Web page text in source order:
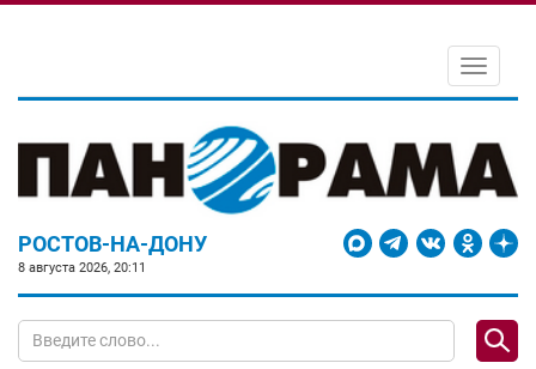
Toggle
РОСТОВ-НА-ДОНУ
8 августа 2026, 20:11